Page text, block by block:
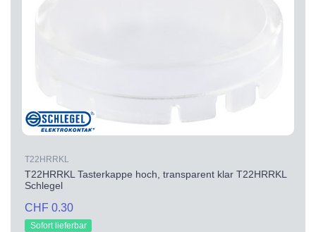
T22HRRKL
T22HRRKL Tasterkappe hoch, transparent klar T22HRRKL
Schlegel
CHF 0.30
Sofort lieferbar